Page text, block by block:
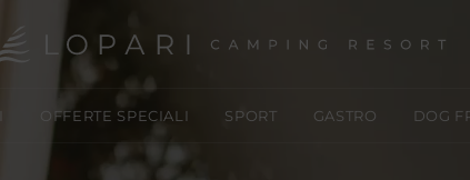
OFFERTE SPECIALI SPORT GASTRO DOG